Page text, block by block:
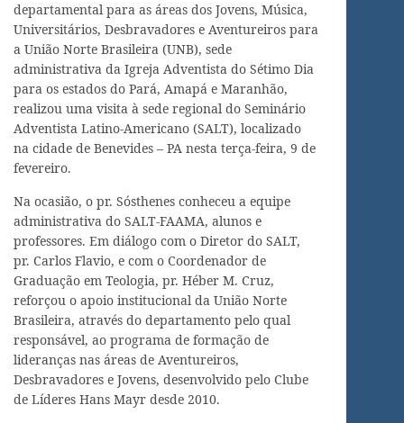
departamental para as áreas dos Jovens, Música,
Universitários, Desbravadores e Aventureiros para
a União Norte Brasileira (UNB), sede
administrativa da Igreja Adventista do Sétimo Dia
para os estados do Pará, Amapá e Maranhão,
realizou uma visita à sede regional do Seminário
Adventista Latino-Americano (SALT), localizado
na cidade de Benevides – PA nesta terça-feira, 9 de
fevereiro.
Na ocasião, o pr. Sósthenes conheceu a equipe
administrativa do SALT-FAAMA, alunos e
professores. Em diálogo com o Diretor do SALT,
pr. Carlos Flavio, e com o Coordenador de
Graduação em Teologia, pr. Héber M. Cruz,
reforçou o apoio institucional da União Norte
Brasileira, através do departamento pelo qual
responsável, ao programa de formação de
lideranças nas áreas de Aventureiros,
Desbravadores e Jovens, desenvolvido pelo Clube
de Líderes Hans Mayr desde 2010.